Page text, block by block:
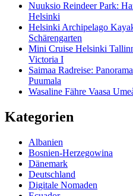
Nuuksio Reindeer Park:
Helsinki
Helsinki Archipelago
Schärengarten
Mini Cruise Helsinki
Victoria I
Saimaa Radreise:
Puumala
Wasaline Fähre Vaasa
Kategorien
Albanien
Bosnien-Herzegowina
Dänemark
Deutschland
Digitale Nomaden